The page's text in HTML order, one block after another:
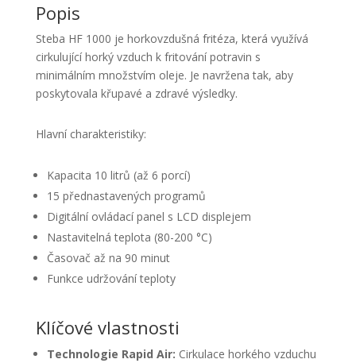
Popis
Steba HF 1000 je horkovzdušná fritéza, která využívá
cirkulující horký vzduch k fritování potravin s
minimálním množstvím oleje. Je navržena tak, aby
poskytovala křupavé a zdravé výsledky.
Hlavní charakteristiky:
Kapacita 10 litrů (až 6 porcí)
15 přednastavených programů
Digitální ovládací panel s LCD displejem
Nastavitelná teplota (80-200 °C)
Časovač až na 90 minut
Funkce udržování teploty
Klíčové vlastnosti
Technologie Rapid Air: Cirkulace horkého vzduchu